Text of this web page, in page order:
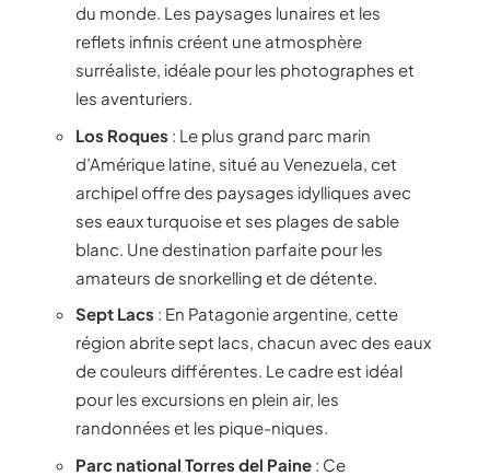
du monde. Les paysages lunaires et les
reflets infinis créent une atmosphère
surréaliste, idéale pour les photographes et
les aventuriers.
Los Roques : Le plus grand parc marin
d’Amérique latine, situé au Venezuela, cet
archipel offre des paysages idylliques avec
ses eaux turquoise et ses plages de sable
blanc. Une destination parfaite pour les
amateurs de snorkelling et de détente.
Sept Lacs : En Patagonie argentine, cette
région abrite sept lacs, chacun avec des eaux
de couleurs différentes. Le cadre est idéal
pour les excursions en plein air, les
randonnées et les pique-niques.
Parc national Torres del Paine : Ce